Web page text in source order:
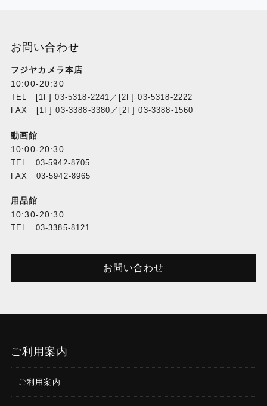
お問い合わせ
フジヤカメラ本店
10:00-20:30
TEL [1F] 03-5318-2241／[2F] 03-5318-2222
FAX [1F] 03-3388-3380／[2F] 03-3388-1560
動画館
10:00-20:30
TEL 03-5942-8705
FAX 03-5942-8965
用品館
10:30-20:30
TEL 03-3385-8121
お問い合わせ
ご利用案内
ご利用案内